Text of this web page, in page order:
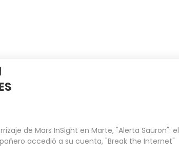
de Mars InSight en Marte, "Alerta Sauron": el
accedió a su cuenta, "Break the Internet"